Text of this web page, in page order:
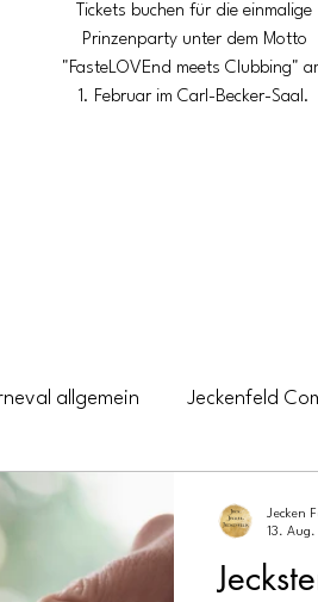
Tickets buchen für die einmalige
Prinzenparty unter dem Motto
"FasteLOVEnd meets Clubbing"
1. Februar im Carl-Becker-Saal.
allgemein Jeckenfeld
Langenfeld
Jecken
13.